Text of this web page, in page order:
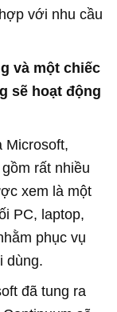
với nhu cầu
và một chiếc
sẽ hoạt động
Microsoft,
rất nhiều
xem là một
PC, laptop,
phục vụ
dùng.
đã tung ra